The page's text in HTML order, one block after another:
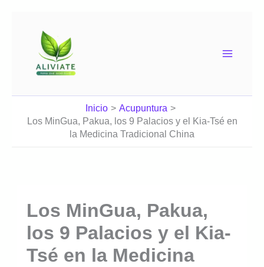
Inicio
Acupuntura
Los MinGua, Pakua, los 9 Palacios y el Kia-Tsé en
la Medicina Tradicional China
Los MinGua, Pakua,
los 9 Palacios y el Kia-
Tsé en la Medicina